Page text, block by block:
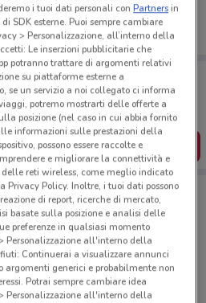
sempre con te!
offerte dei negozi vicino a te,
la tua lista del risparmio, comodamente
SCARICA L’APP
Superiore
i tuoi dati personali conPartnersin
SDK esterne. Puoi sempre cambiare
> Personalizzazione, all’interno della
Le inserzioni pubblicitarie che
potranno trattare di argomenti relativi
su piattaforme esterne a
se un servizio a noi collegato ci informa
potremo mostrarti delle offerte a
posizione (nel caso in cui abbia fornito
informazioni sulle prestazioni della
possono essere raccolte e
e migliorare la connettività e
reti wireless, come meglio indicato
Privacy Policy. Inoltre, i tuoi dati possono
di report, ricerche di mercato,
basate sulla posizione e analisi delle
preferenze in qualsiasi momento
Personalizzazione all'interno della
Continuerai a visualizzare annunci
generici e probabilmente non
Potrai sempre cambiare idea
Personalizzazione all'interno della